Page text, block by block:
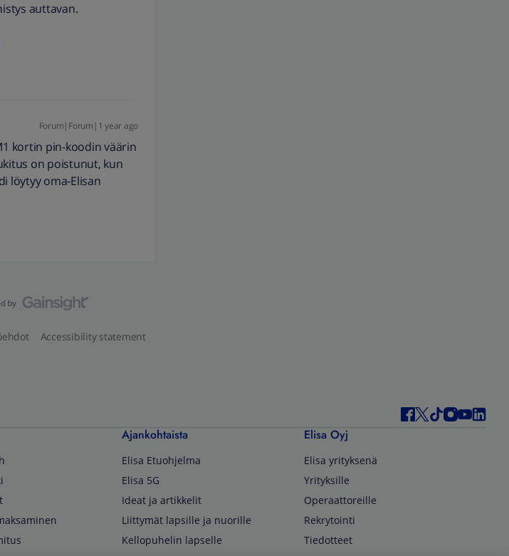
auttavan.
Forum|Forum|1 year ago
kortin pin-koodin väärin
on poistunut, kun
löytyy oma-Elisan
Accessibility statement
Ajankohtaista
Elisa Etuohjelma
Elisa 5G
Ideat ja artikkelit
Liittymät lapsille ja nuorille
Kellopuhelin lapselle
Elisa Oyj
Elisa yrityksenä
Yrityksille
Operaattoreille
Rekrytointi
Tiedotteet